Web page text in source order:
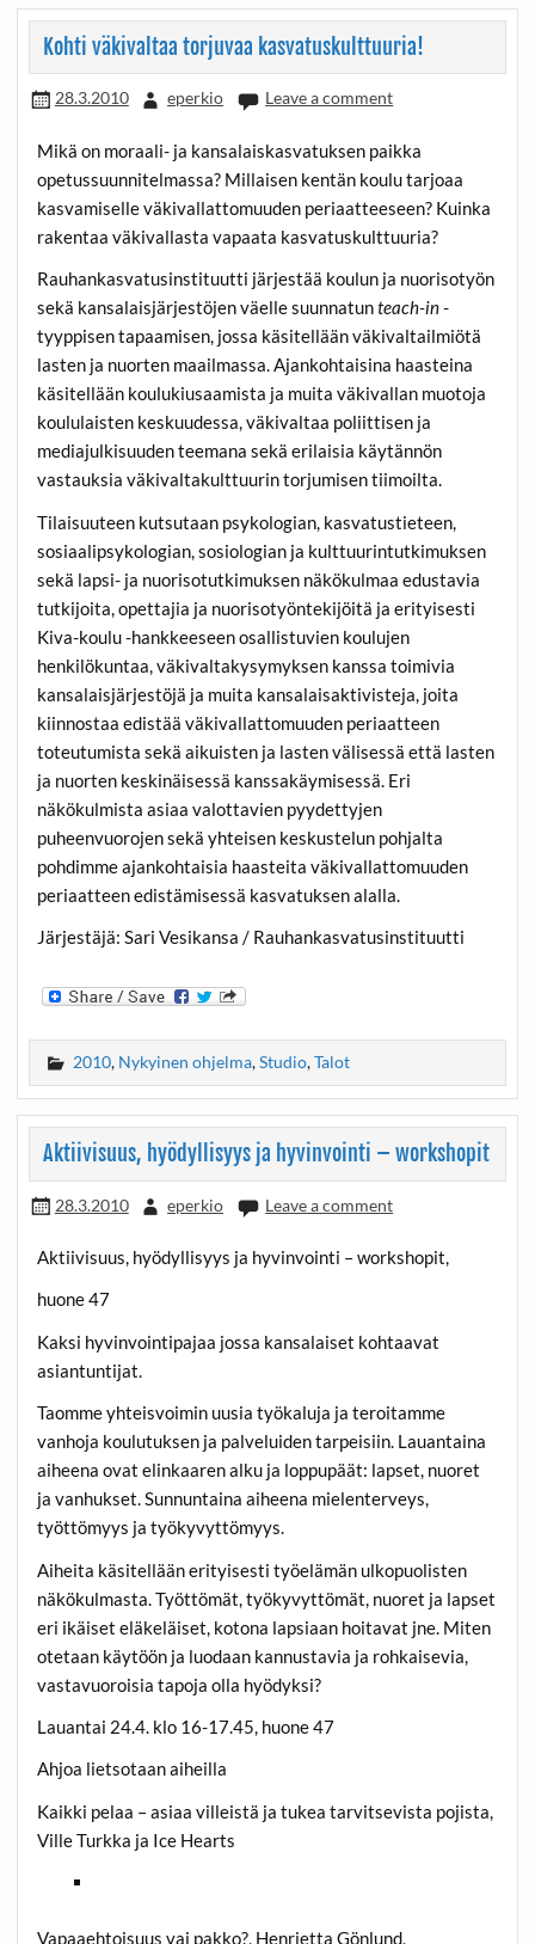
Kohti väkivaltaa torjuvaa kasvatuskulttuuria!
28.3.2010 eperkio Leave a comment
Mikä on moraali- ja kansalaiskasvatuksen paikka
opetussuunnitelmassa? Millaisen kentän koulu tarjoaa
kasvamiselle väkivallattomuuden periaatteeseen? Kuinka
rakentaa väkivallasta vapaata kasvatuskulttuuria?
Rauhankasvatusinstituutti järjestää koulun ja nuorisotyön
sekä kansalaisjärjestöjen väelle suunnatunteach-in-
tyyppisen tapaamisen, jossa käsitellään väkivaltailmiötä
lasten ja nuorten maailmassa. Ajankohtaisina haasteina
käsitellään koulukiusaamista ja muita väkivallan muotoja
koululaisten keskuudessa, väkivaltaa poliittisen ja
mediajulkisuuden teemana sekä erilaisia käytännön
vastauksia väkivaltakulttuurin torjumisen tiimoilta.
Tilaisuuteen kutsutaan psykologian, kasvatustieteen,
sosiaalipsykologian, sosiologian ja kulttuurintutkimuksen
sekä lapsi- ja nuorisotutkimuksen näkökulmaa edustavia
tutkijoita, opettajia ja nuorisotyöntekijöitä ja erityisesti
Kiva-koulu -hankkeeseen osallistuvien koulujen
henkilökuntaa, väkivaltakysymyksen kanssa toimivia
kansalaisjärjestöjä ja muita kansalaisaktivisteja, joita
kiinnostaa edistää väkivallattomuuden periaatteen
toteutumista sekä aikuisten ja lasten välisessä että lasten
ja nuorten keskinäisessä kanssakäymisessä. Eri
näkökulmista asiaa valottavien pyydettyjen
puheenvuorojen sekä yhteisen keskustelun pohjalta
pohdimme ajankohtaisia haasteita väkivallattomuuden
periaatteen edistämisessä kasvatuksen alalla.
Järjestäjä: Sari Vesikansa / Rauhankasvatusinstituutti
2010, Nykyinen ohjelma,Studio,Talot
Aktiivisuus, hyödyllisyys ja hyvinvointi – workshopit
28.3.2010 eperkio Leave a comment
Aktiivisuus, hyödyllisyys ja hyvinvointi – workshopit,
huone 47
Kaksi hyvinvointipajaa jossa kansalaiset kohtaavat
asiantuntijat.
Taomme yhteisvoimin uusia työkaluja ja teroitamme
vanhoja koulutuksen ja palveluiden tarpeisiin. Lauantaina
aiheena ovat elinkaaren alku ja loppupäät: lapset, nuoret
ja vanhukset. Sunnuntaina aiheena mielenterveys,
työttömyys ja työkyvyttömyys.
Aiheita käsitellään erityisesti työelämän ulkopuolisten
näkökulmasta. Työttömät, työkyvyttömät, nuoret ja lapset
eri ikäiset eläkeläiset, kotona lapsiaan hoitavat jne. Miten
otetaan käytöön ja luodaan kannustavia ja rohkaisevia,
vastavuoroisia tapoja olla hyödyksi?
Lauantai 24.4. klo 16-17.45, huone 47
Ahjoa lietsotaan aiheilla
Kaikki pelaa – asiaa villeistä ja tukea tarvitsevista pojista,
Ville Turkka ja Ice Hearts
Vapaaehtoisuus vai pakko?, Henrietta Gönlund,